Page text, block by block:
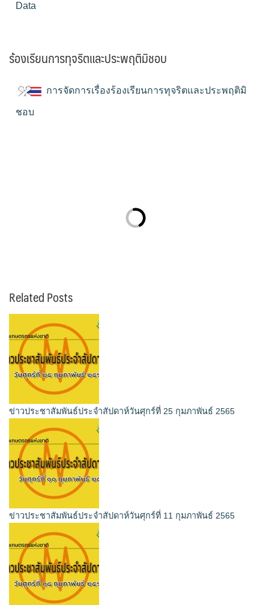
Data
ร้องเรียนการทุจริตและประพฤติมิชอบ
การจัดการเรื่องร้องเรียนการทุจริตและประพฤติมิ
ชอบ
Related Posts
ข่าวประชาสัมพันธ์ประจำสัปดาห์วันศุกร์ที่ 25 กุมภาพันธ์ 2565
ข่าวประชาสัมพันธ์ประจำสัปดาห์วันศุกร์ที่ 11 กุมภาพันธ์ 2565